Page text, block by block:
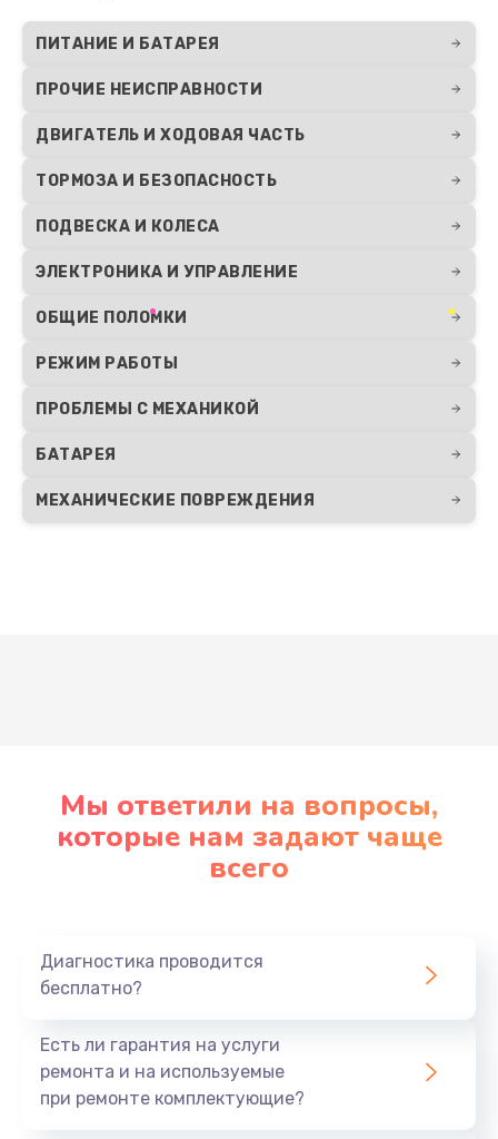
ПИТАНИЕ И БАТАРЕЯ
ПРОЧИЕ НЕИСПРАВНОСТИ
ДВИГАТЕЛЬ И ХОДОВАЯ ЧАСТЬ
ТОРМОЗА И БЕЗОПАСНОСТЬ
ПОДВЕСКА И КОЛЕСА
ЭЛЕКТРОНИКА И УПРАВЛЕНИЕ
ОБЩИЕ ПОЛОМКИ
РЕЖИМ РАБОТЫ
ПРОБЛЕМЫ С МЕХАНИКОЙ
БАТАРЕЯ
МЕХАНИЧЕСКИЕ ПОВРЕЖДЕНИЯ
Мы ответили на вопросы,
которые нам задают чаще
всего
Диагностика проводится
бесплатно?
Есть ли гарантия на услуги
ремонта и на используемые
при ремонте комплектующие?